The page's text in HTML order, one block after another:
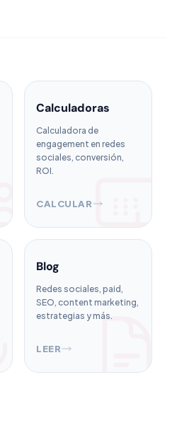
Calculadoras
Calculadora de
engagement en redes
sociales, conversión,
ROI.
CALCULAR
Blog
Redes sociales, paid,
SEO, content marketing,
estrategias y más.
LEER